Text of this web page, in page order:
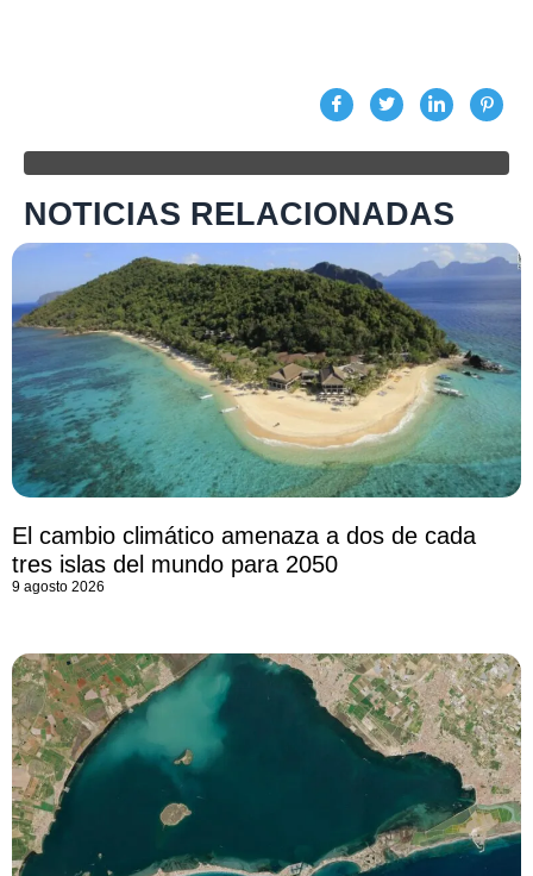
NOTICIAS RELACIONADAS
El cambio climático amenaza a dos de cada
tres islas del mundo para 2050
9 agosto 2026